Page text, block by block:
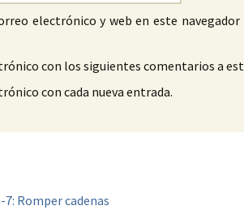
electrónico y web en este
con los siguientes comentarios a
con cada nueva entrada.
Romper cadenas